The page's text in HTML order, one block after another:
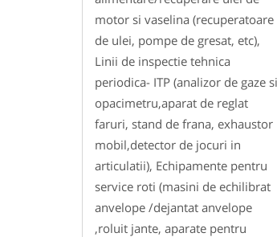
motor si vaselina (recuperatoare
de ulei, pompe de gresat, etc),
Linii de inspectie tehnica
periodica- ITP (analizor de gaze si
opacimetru,aparat de reglat
faruri, stand de frana, exhaustor
mobil,detector de jocuri in
articulatii), Echipamente pentru
service roti (masini de echilibrat
anvelope /dejantat anvelope
,roluit jante, aparate pentru